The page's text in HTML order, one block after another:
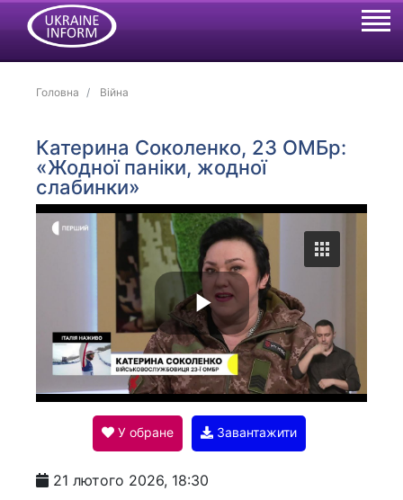
Головна Війна
Катерина Соколенко, 23 ОМБр:
«Жодної паніки, жодної
слабинки»
P
l
a
У обране Завантажити
21 лютого 2026, 18:30